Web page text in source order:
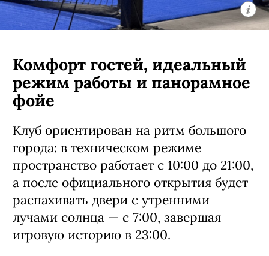
Комфорт гостей, идеальный
режим работы и панорамное
фойе
Клуб ориентирован на ритм большого
города: в техническом режиме
пространство работает с 10:00 до 21:00,
а после официального открытия будет
распахивать двери с утренними
лучами солнца — с 7:00, завершая
игровую историю в 23:00.